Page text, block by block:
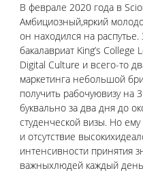
В феврале 2020 года в
Амбициозный,яркий
он находился на
бакалавриат King’s
Digital Culture и всего-то
маркетинга небольшой
получить рабочуювизу на
буквально за два дня до
студенческой визы. Но
и отсутствие
интенсивности принятия
важныхлюдей каждый